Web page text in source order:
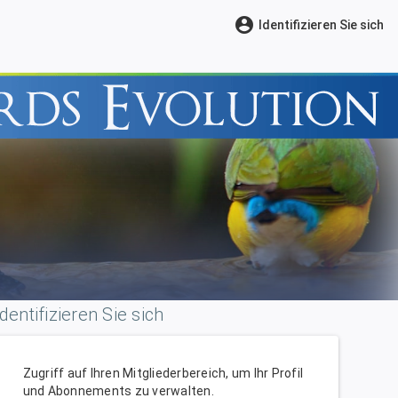
account_circle Identifizieren Sie sich
Sie sich
Zugriff auf Ihren Mitgliederbereich, um Ihr Profil
und Abonnements zu verwalten.